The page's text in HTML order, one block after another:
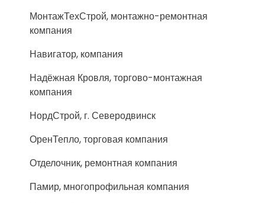
МонтажТехСтрой, монтажно-ремонтная
компания
Навигатор, компания
Надёжная Кровля, торгово-монтажная
компания
НордСтрой, г. Северодвинск
ОренТепло, торговая компания
Отделочник, ремонтная компания
Памир, многопрофильная компания